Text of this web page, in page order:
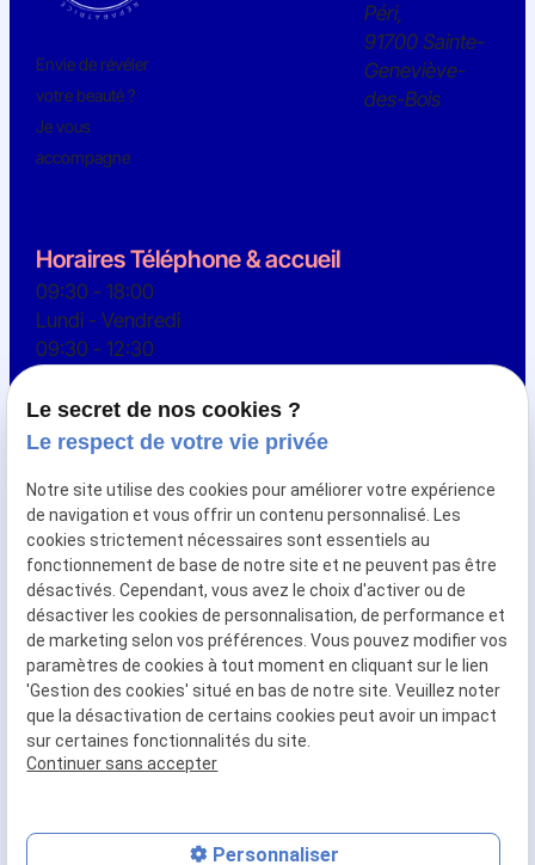
Envie de révéler
votre beauté ?
Je vous
accompagne
Péri,
91700 Sainte-
Geneviève-
des-Bois
Horaires Téléphone & accueil
09:30 - 18:00
Lundi - Vendredi
09:30 - 12:30
Samedi
Maquillage permanent
Epilation definitive
Dermopigmentation réparatrice
Formation
Mentions
légales
Politique de
confidentialité
Gestion
des
cookies
Plan du
site
Siret :53537348400059
Le secret de nos cookies ?
Le respect de votre vie privée
Notre site utilise des cookies pour améliorer votre expérience
de navigation et vous offrir un contenu personnalisé. Les
cookies strictement nécessaires sont essentiels au
fonctionnement de base de notre site et ne peuvent pas être
désactivés. Cependant, vous avez le choix d'activer ou de
désactiver les cookies de personnalisation, de performance et
de marketing selon vos préférences. Vous pouvez modifier vos
paramètres de cookies à tout moment en cliquant sur le lien
'Gestion des cookies' situé en bas de notre site. Veuillez noter
que la désactivation de certains cookies peut avoir un impact
sur certaines fonctionnalités du site.
Continuer sans accepter
Personnaliser